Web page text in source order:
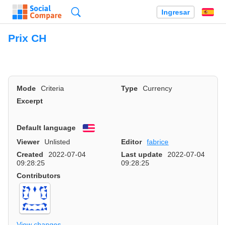
Ingresar
Prix CH
Mode Criteria Type
Currency
Excerpt
Default language
English
Viewer
Unlisted Editor
fabrice
Created
2022-07-04
09:28:25
Last update
2022-07-04
09:28:25
Contributors